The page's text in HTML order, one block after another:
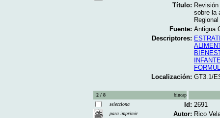
Título:
sobre la
Regional
Fuente: Antigua
Descriptores:
Localización: GT3.1/
2 / 8
bincap
selecciona
para imprimir
Id: 2691
Autor: Rico